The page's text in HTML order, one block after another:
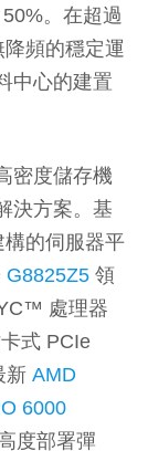
。在超過
頻的穩定運
中心的建置
密度儲存機
決方案。基
的伺服器平
G8825Z5 領
處理器
式 PCIe
新 AMD
6000
度部署彈